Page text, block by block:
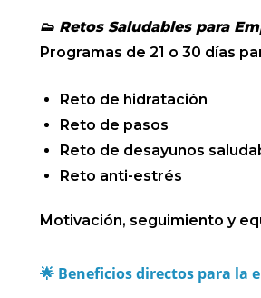
👟 Retos Saludables para
Programas de 21 o 30 días
Reto de hidratación
Reto de pasos
Reto de desayunos
Reto anti-estrés
Motivación, seguimiento y
🌟 Beneficios directos para la